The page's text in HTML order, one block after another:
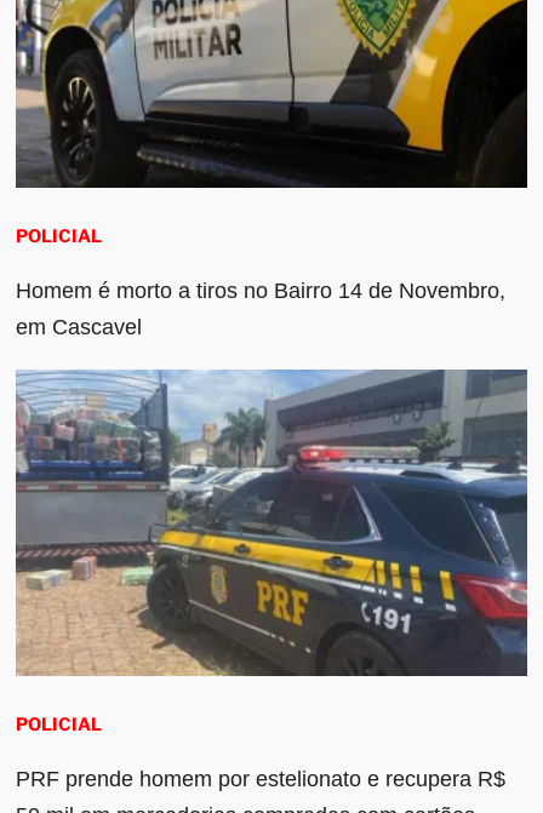
POLICIAL
Homem é morto a tiros no Bairro 14 de Novembro,
em Cascavel
POLICIAL
PRF prende homem por estelionato e recupera R$